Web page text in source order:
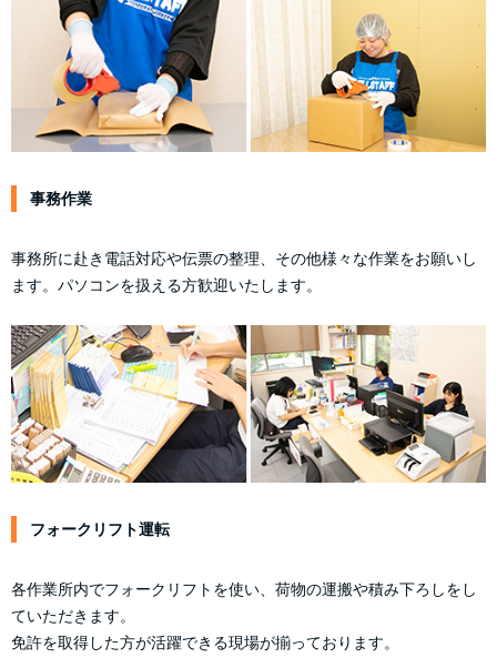
事務作業
事務所に赴き電話対応や伝票の整理、その他様々な作業をお願いし
ます。パソコンを扱える方歓迎いたします。
フォークリフト運転
各作業所内でフォークリフトを使い、荷物の運搬や積み下ろしをし
ていただきます。
免許を取得した方が活躍できる現場が揃っております。